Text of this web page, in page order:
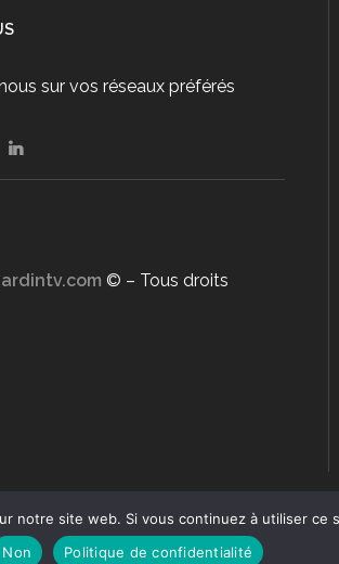
sur vos réseaux préférés
© – Tous droits
notre site web. Si vous continuez à utiliser
Non Politique de confidentialité